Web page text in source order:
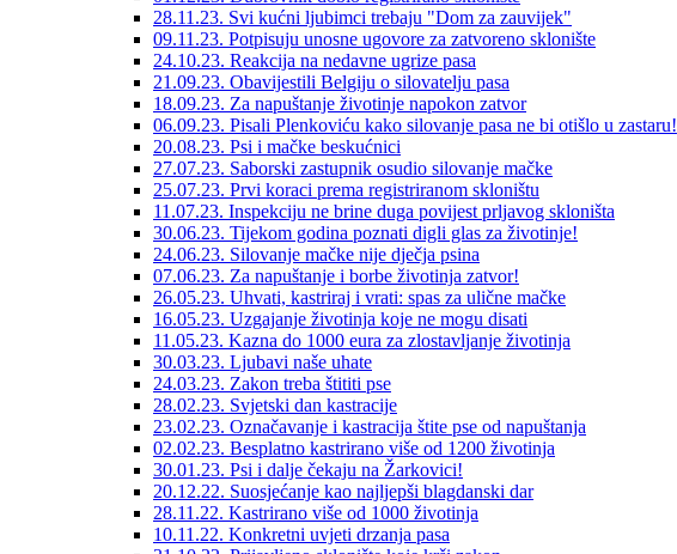
28.11.23. Svi kućni ljubimci trebaju "Dom za zauvijek"
09.11.23. Potpisuju unosne ugovore za zatvoreno sklonište
24.10.23. Reakcija na nedavne ugrize pasa
21.09.23. Obavijestili Belgiju o silovatelju pasa
18.09.23. Za napuštanje životinje napokon zatvor
06.09.23. Pisali Plenkoviću kako silovanje pasa ne bi otišlo u zastaru!
20.08.23. Psi i mačke beskućnici
27.07.23. Saborski zastupnik osudio silovanje mačke
25.07.23. Prvi koraci prema registriranom skloništu
11.07.23. Inspekciju ne brine duga povijest prljavog skloništa
30.06.23. Tijekom godina poznati digli glas za životinje!
24.06.23. Silovanje mačke nije dječja psina
07.06.23. Za napuštanje i borbe životinja zatvor!
26.05.23. Uhvati, kastriraj i vrati: spas za ulične mačke
16.05.23. Uzgajanje životinja koje ne mogu disati
11.05.23. Kazna do 1000 eura za zlostavljanje životinja
30.03.23. Ljubavi naše uhate
24.03.23. Zakon treba štititi pse
28.02.23. Svjetski dan kastracije
23.02.23. Označavanje i kastracija štite pse od napuštanja
02.02.23. Besplatno kastrirano više od 1200 životinja
30.01.23. Psi i dalje čekaju na Žarkovici!
20.12.22. Suosjećanje kao najljepši blagdanski dar
28.11.22. Kastrirano više od 1000 životinja
10.11.22. Konkretni uvjeti drzanja pasa